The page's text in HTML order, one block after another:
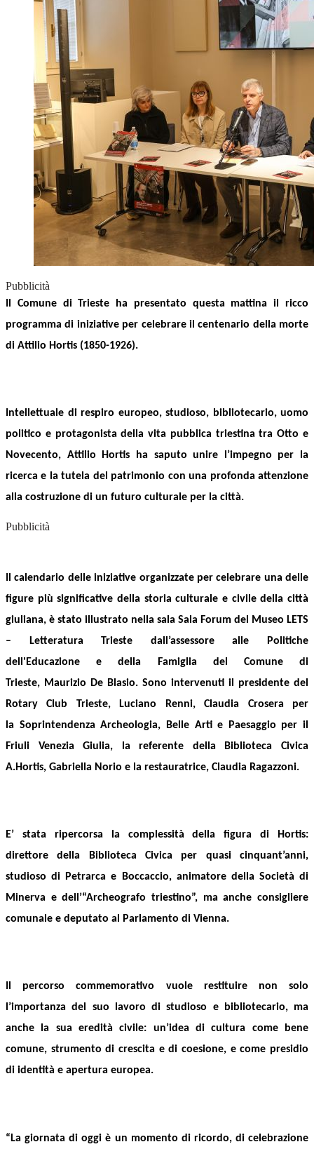
Pubblicità
Il Comune di Trieste ha presentato questa mattina il ricco
programma di iniziative per celebrare il centenario della morte
di Attilio Hortis (1850-1926).
Intellettuale di respiro europeo, studioso, bibliotecario, uomo
politico e protagonista della vita pubblica triestina tra Otto e
Novecento, Attilio Hortis ha saputo unire l’impegno per la
ricerca e la tutela del patrimonio con una profonda attenzione
alla costruzione di un futuro culturale per la città.
Pubblicità
lcalendario delle iniziative organizzate per celebrare una delle
figure più significative della storia culturale e civile della città
giuliana, è stato illustrato nella sala Sala Forum del Museo LETS
– Letteratura Trieste dall’assessore alle Politiche
dell'Educazione e della Famiglia del Comune di
Trieste, Maurizio De Blasio. Sono intervenuti il presidente del
Rotary Club Trieste,
Luciano Renni,Claudia Crosera
per
la Soprintendenza Archeologia, Belle Arti e Paesaggio per il
Friuli Venezia Giulia,
la referente della Biblioteca Civica
A.Hortis, Gabriella Norio e la restauratrice, Claudia Ragazzoni.
E’ stata ripercorsa la complessità della figura di Hortis:
direttore della Biblioteca Civica per quasi cinquant’anni,
studioso di Petrarca e Boccaccio, animatore della Società di
Minerva e dell’“Archeografo triestino”, ma anche consigliere
comunale e deputato al Parlamento di Vienna.
Il percorso commemorativo vuole restituire non solo
l’importanza del suo lavoro di studioso e bibliotecario, ma
anche la sua eredità civile: un’idea di cultura come bene
comune, strumento di crescita e di coesione, e come presidio
di identità e apertura europea.
“ La giornata di oggi è un momento di ricordo, di celebrazione